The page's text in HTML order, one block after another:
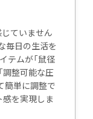
ていません
毎日の生活を
テムが「鼠径
調整可能な圧
簡単に調整で
感を実現しま